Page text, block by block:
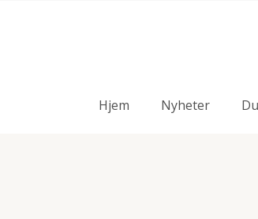
Hjem Nyheter